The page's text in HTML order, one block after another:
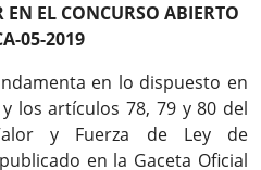
EL CONCURSO ABIERTO
05-2019
en lo dispuesto en
los artículos 78, 79 y 80 del
y Fuerza de Ley de
en la Gaceta Oficial